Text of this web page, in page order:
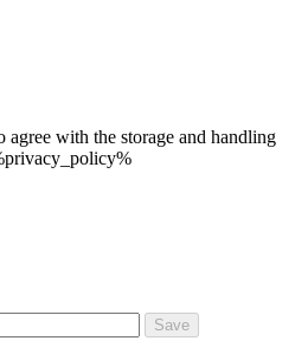
agree with the storage and handling